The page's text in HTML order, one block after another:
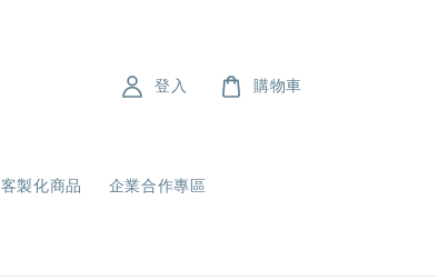
客製化商品 企業合作專區
登入 購物車